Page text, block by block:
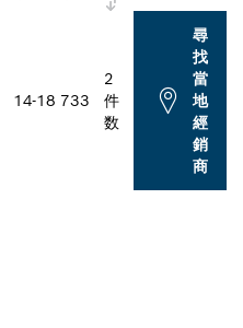
14-18 733
2
件
数
尋
找
當
地
經
銷
商